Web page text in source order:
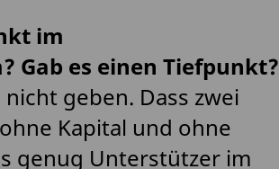
im
Gab es einen Tiefpunkt?
geben. Dass zwei
Kapital und ohne
genug Unterstützer im